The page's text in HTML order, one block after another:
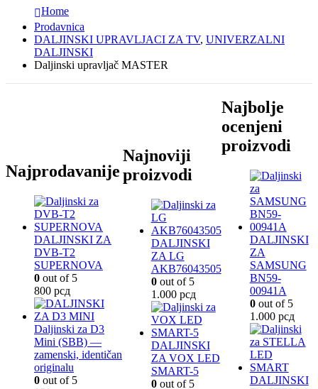
Home
Prodavnica
DALJINSKI UPRAVLJACI ZA TV, UNIVERZALNI
DALJINSKI
Daljinski upravljač MASTER
Najprodavanije
DALJINSKI ZA
DVB-T2
SUPERNOVA
0 out of 5
800 рсд
Daljinski za D3
Mini (SBB) —
zamenski, identičan
originalu
0 out of 5
Najnoviji
proizvodi
DALJINSKI
ZA LG
AKB76043505
0out of 5
1.000 рсд
DALJINSKI
ZA VOX LED
SMART-5
0out of 5
Najbolje
ocenjeni
proizvodi
DALJINSKI
ZA
SAMSUNG
BN59-
00941A
0out of 5
1.000 рсд
DALJINSKI